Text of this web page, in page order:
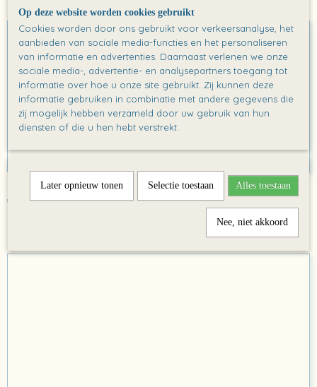
Ook interessant
Poster: Help! Een verrassing!
€ 0,00
Op deze website worden cookies gebruikt
Cookies worden door ons gebruikt voor verkeersanalyse, het
aanbieden van sociale media-functies en het personaliseren
van informatie en advertenties. Daarnaast verlenen we onze
sociale media-, advertentie- en analysepartners toegang tot
informatie over hoe u onze site gebruikt. Zij kunnen deze
informatie gebruiken in combinatie met andere gegevens die
zij mogelijk hebben verzameld door uw gebruik van hun
diensten of die u hen hebt verstrekt.
Later opnieuw tonen Selectie toestaan Alles toestaan
Nee, niet akkoord